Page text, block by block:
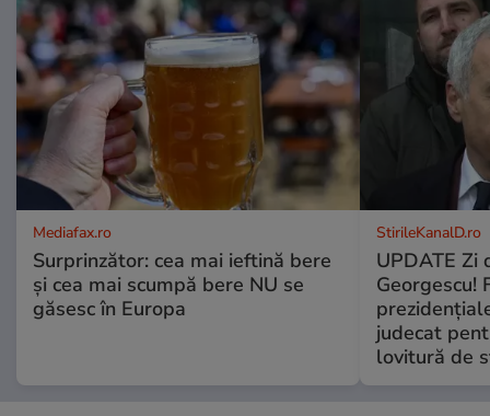
Mediafax.ro
Surprinzător: cea mai ieftină bere
și cea mai scumpă bere NU se
găsesc în Europa
StirileKanalD.ro
UPDATE Zi
Georgescu!
judecat
lovitură de